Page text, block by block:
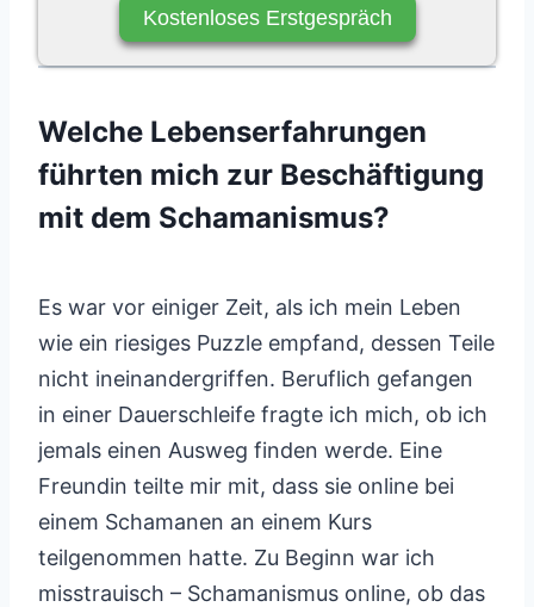
Kostenloses Erstgespräch
Welche Lebenserfahrungen
führten mich zur Beschäftigung
mit dem Schamanismus?
Es war vor einiger Zeit, als ich mein Leben
wie ein riesiges Puzzle empfand, dessen Teile
nicht ineinandergriffen. Beruflich gefangen
in einer Dauerschleife fragte ich mich, ob ich
jemals einen Ausweg finden werde. Eine
Freundin teilte mir mit, dass sie online bei
einem Schamanen an einem Kurs
teilgenommen hatte. Zu Beginn war ich
misstrauisch – Schamanismus online, ob das